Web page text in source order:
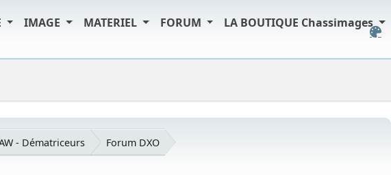
IMAGE MATERIEL FORUM LA BOUTIQUE Chassimages
- Dématriceurs Forum DXO